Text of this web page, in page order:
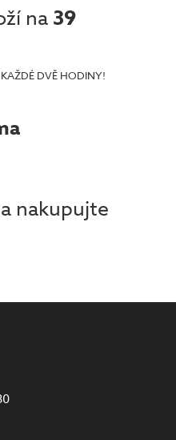
na 39
DVĚ HODINY!
nakupujte